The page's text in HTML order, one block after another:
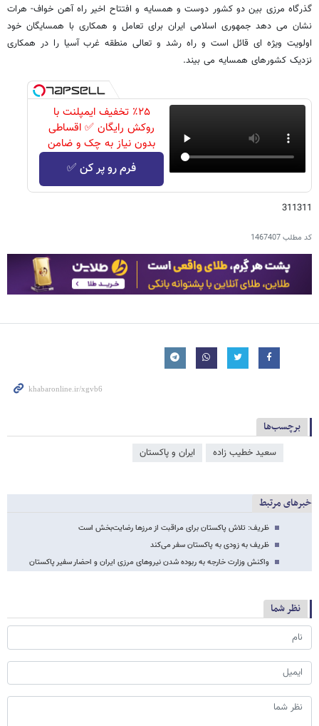
گذرگاه مرزی بین دو کشور دوست و همسایه و افتتاح اخیر راه آهن خواف- هرات
نشان می دهد جمهوری اسلامی ایران برای تعامل و همکاری با همسایگان خود
اولویت ویژه ای قائل است و راه رشد و تعالی منطقه غرب آسیا را در همکاری
نزدیک کشورهای همسایه می بیند.
٪۲۵ تخفیف ایمپلنت با
روکش رایگان ✅ اقساطی
بدون نیاز به چک و ضامن
فرم رو پر کن ✅
311311
کد مطلب1467407
برچسب‌ها
سعيد خطيب زاده ایران و پاکستان
خبرهای مرتبط
ظریف: تلاش پاکستان برای مراقبت از مرزها رضایت‌بخش است
ظریف به زودی به پاکستان سفر می‌کند
واکنش وزارت خارجه به ربوده شدن نیروهای مرزی ایران و احضار سفیر پاکستان
نظر شما